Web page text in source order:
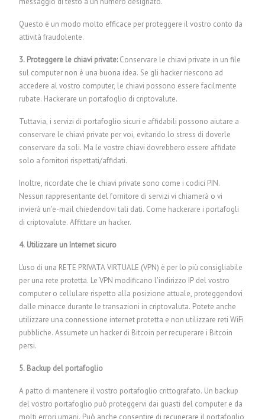
Questo è un modo molto efficace per proteggere il vostro conto da
attività fraudolente.
3. Proteggere le chiavi private:Conservare le chiavi private in un file
sul computer non è una buona idea. Se gli hacker riescono ad
accedere al vostro computer, le chiavi possono essere facilmente
rubate. Hackerare un portafoglio di criptovalute.
Tuttavia, i servizi di portafoglio sicuri e affidabili possono aiutare a
conservare le chiavi private per voi, evitando lo stress di doverle
conservare da soli. Ma le vostre chiavi dovrebbero essere affidate
solo a fornitori rispettati/affidati.
Inoltre, ricordate che le chiavi private sono come i codici PIN.
Nessun rappresentante del fornitore di servizi vi chiamerà o vi
invierà un'e-mail chiedendovi tali dati. Come hackerare i portafogli
di criptovalute.Affittare un hacker.
4. Utilizzare un Internet sicuro
L'uso di una RETE PRIVATA VIRTUALE (VPN) è per lo più consigliabile
per una rete protetta. Le VPN modificano l'indirizzo IP del vostro
computer o cellulare rispetto alla posizione attuale, proteggendovi
dalle minacce durante le transazioni in criptovaluta. Potete anche
utilizzare una connessione internet protetta e non utilizzare reti WiFi
pubbliche. Assumete un hacker di Bitcoin per recuperare i Bitcoin
persi.
5. Backup del portafoglio
A patto di mantenere il vostro portafoglio crittografato. Un backup
del vostro portafoglio può proteggervi dai guasti del computer e da
molti errori umani. Può anche consentire di recuperare il portafoglio